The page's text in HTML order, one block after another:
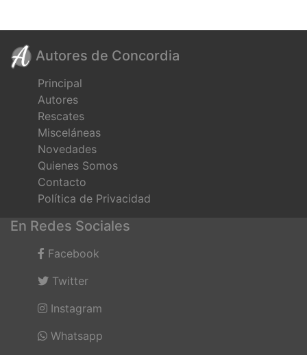
Autores de Concordia
Principal
Autores
Rescates
Misceláneas
Novedades
Quienes Somos
Contacto
Política de Privacidad
En Redes Sociales
Facebook
Twitter
Instagram
Whatsapp